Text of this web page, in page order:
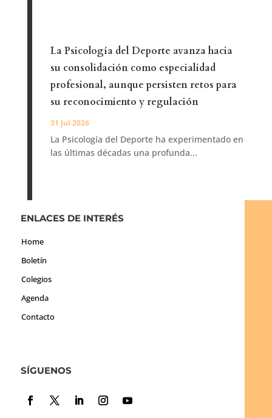
La Psicología del Deporte avanza hacia
su consolidación como especialidad
profesional, aunque persisten retos para
su reconocimiento y regulación
31 Jul 2026
La Psicología del Deporte ha experimentado en
las últimas décadas una profunda...
ENLACES DE INTERÉS
Home
Boletín
Colegios
Agenda
Contacto
SÍGUENOS